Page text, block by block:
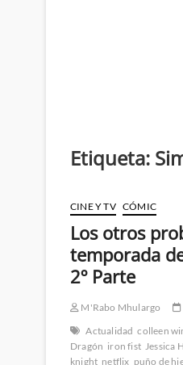
Etiqueta:
CINE Y TV CÓMIC
Los otros
temporada
2º Parte
M'Rabo Mhulargo
Actualidad colleen
Dragón iron fist Jessica
knight netflix puño de